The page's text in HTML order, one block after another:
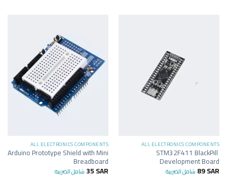
ALL ELECTRONICS COMPONENTS
STM32F411 BlackPill
Development Board
89SAR شامل الضريبة
ALL ELECTRONICS COMPONENTS
Arduino Prototype Shield with Mini
Breadboard
35SAR شامل الضريبة